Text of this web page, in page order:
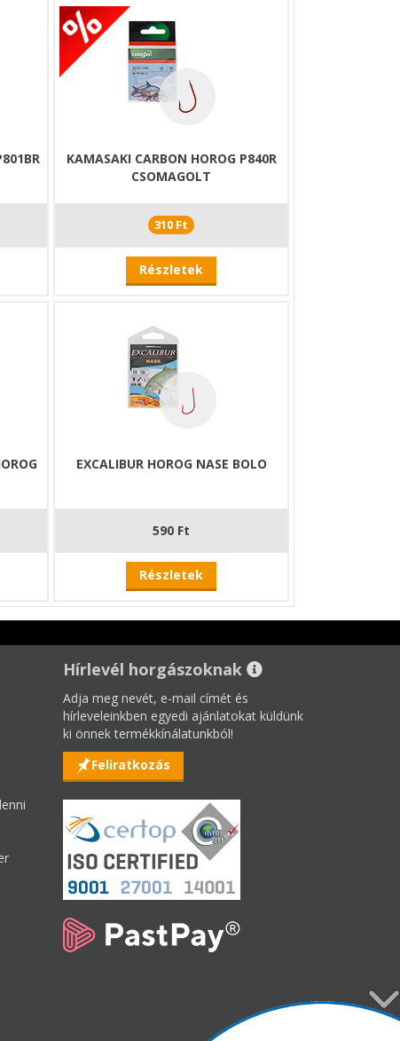
KAMASAKI CARBON HOROG P840R
CSOMAGOLT
310 Ft
Részletek
EXCALIBUR HOROG NASE BOLO
590 Ft
Részletek
Hírlevél horgászoknak
Adja meg nevét, e-mail címét és
hírleveleinkben egyedi ajánlatokat küldünk
ki önnek termékkínálatunkból!
Feliratkozás